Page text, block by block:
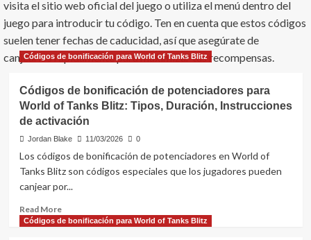
visita el sitio web oficial del juego o utiliza el menú dentro del
juego para introducir tu código. Ten en cuenta que estos códigos
suelen tener fechas de caducidad, así que asegúrate de
canjearlos rápidamente para maximizar tus recompensas.
Códigos de bonificación para World of Tanks Blitz
Códigos de bonificación de potenciadores para
World of Tanks Blitz: Tipos, Duración, Instrucciones
de activación
Jordan Blake 11/03/2026 0
Los códigos de bonificación de potenciadores en World of
Tanks Blitz son códigos especiales que los jugadores pueden
canjear por...
Read MoreRead
more
Códigos de bonificación para World of Tanks Blitz